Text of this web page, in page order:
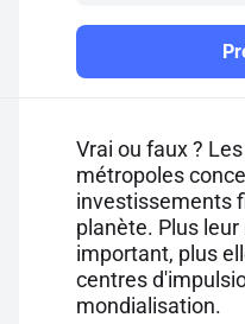
Vrai ou faux ? Les
métropoles
investissements
planète. Plus
important, plus
centres
mondialisation.